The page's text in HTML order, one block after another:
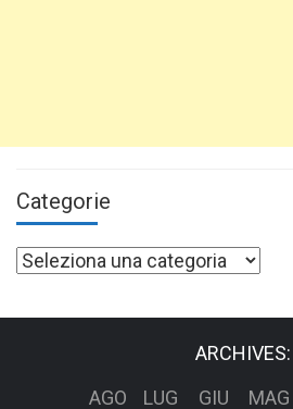
Categorie
Categorie
ARCHIVES:
AGO
LUG GIU MAG